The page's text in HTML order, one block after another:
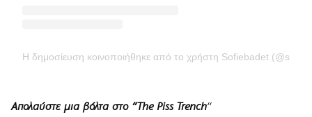
Η δημοσίευση κοινοποιήθηκε από το χρήστη Sofiebadet
Απολαύστε μια βόλτα στο “The Piss Trench“